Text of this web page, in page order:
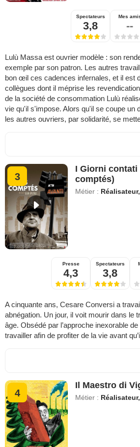
Spectateurs
3,8
Mes
--
Lulù Massa est ouvrier modèle : son
exemple par son patron. Les autres
bon œil ces cadences infernales, et il est
collègues dont il méprise les
de la société de consommation Lulù
vie qu'il s'impose. Alors qu'il se coupe un
les autres ouvriers, par solidarité, se
3
I Giorni
comptés)
Métier :
Presse
4,3
Spectateurs
3,8
A cinquante ans, Cesare Conversi a
abnégation. Un jour, il voit mourir dans le
âge. Obsédé par l’approche inexorable
travailler afin de profiter de la vie avant
4
Il Maestro di
Métier :